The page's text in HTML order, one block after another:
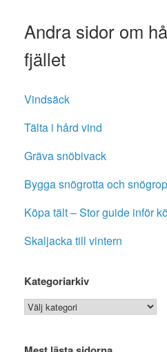
Andra sidor om
fjället
Vindsäck
Tälta i hård vind
Gräva snöbivack
Bygga snögrotta och snögrop
Köpa tält – Stor guide inför
Skaljacka till vintern
Kategoriarkiv
Kategoriarkiv